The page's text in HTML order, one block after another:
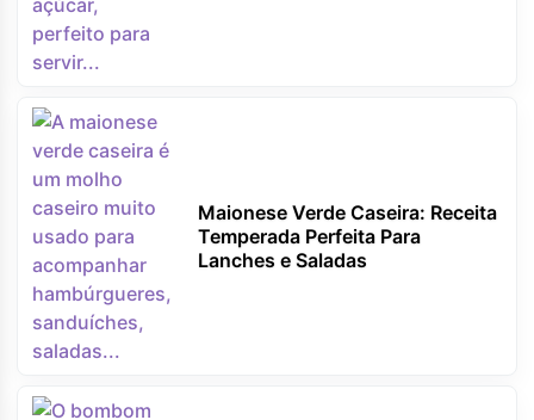
Maionese Verde Caseira: Receita
Temperada Perfeita Para
Lanches e Saladas